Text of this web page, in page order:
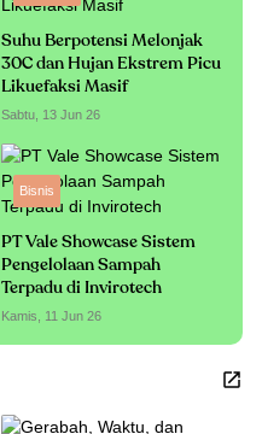
Suhu Berpotensi Melonjak
30C dan Hujan Ekstrem Picu
Likuefaksi Masif
Sabtu, 13 Jun 26
Bisnis
PT Vale Showcase Sistem
Pengelolaan Sampah
Terpadu di Invirotech
Kamis, 11 Jun 26